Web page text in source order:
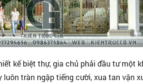
kế biệt thự, gia chủ phải đầu tư một
tràn ngập tiếng cười, xua tan vận